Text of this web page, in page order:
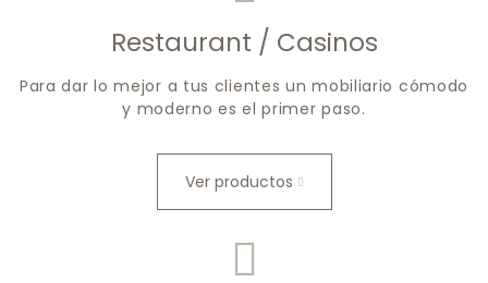
Restaurant / Casinos
Para dar lo mejor a tus clientes un mobiliario cómodo
y moderno es el primer paso.
Ver productos